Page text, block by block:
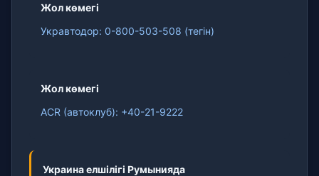
Жол көмегі
Укравтодор: 0-800-503-508 (тегін)
Жол көмегі
ACR (автоклуб): +40-21-9222
Украина елшілігі Румынияда